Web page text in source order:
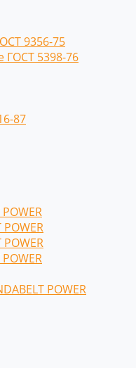
9356-75
ГОСТ 5398-76
87
POWER